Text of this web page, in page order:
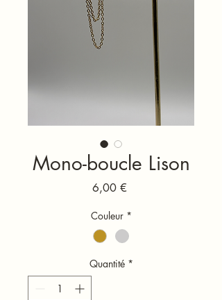
Mono-boucle Lison
6,00 €Prix
Couleur *
Quantité *